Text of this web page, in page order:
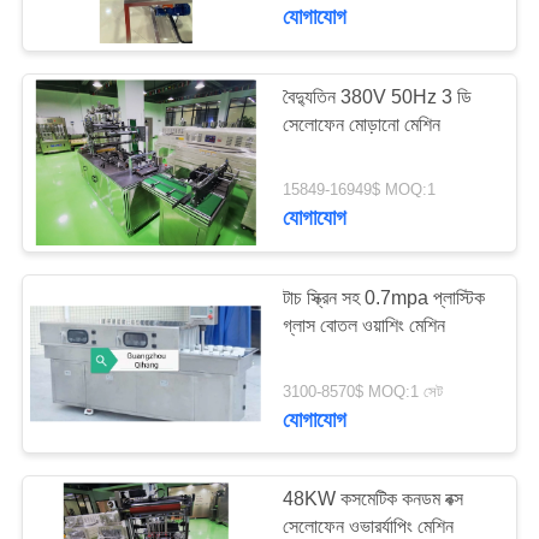
যোগাযোগ
করুন
মামলা
উদ্ধৃতির
আবেদন
কসমেটিক ফিলিং মেশিন
136
কসমেটিক প্যাকেজিং মেশিন
যোগাযোগ
বৈদ্যুতিন 380V 50Hz 3 ডি
সেলোফেন মোড়ানো মেশিন
15849-16949$ MOQ:1
যোগাযোগ
টাচ স্ক্রিন সহ 0.7mpa প্লাস্টিক
গ্লাস বোতল ওয়াশিং মেশিন
3100-8570$ MOQ:1 সেট
যোগাযোগ
48KW কসমেটিক কনডম বক্স
সেলোফেন ওভারর্যাপিং মেশিন